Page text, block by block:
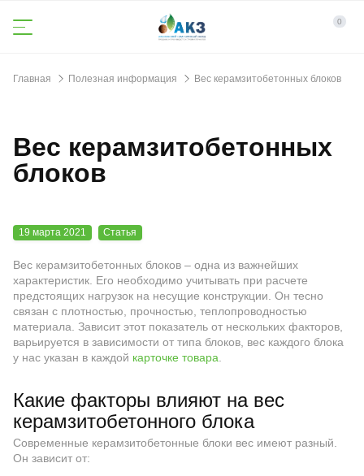
0
Главная Полезная информация Вес керамзитобетонных блоков
Вес керамзитобетонных
блоков
19 марта 2021 Статья
Вес керамзитобетонных блоков – одна из важнейших
характеристик. Его необходимо учитывать при расчете
предстоящих нагрузок на несущие конструкции. Он тесно
связан с плотностью, прочностью, теплопроводностью
материала. Зависит этот показатель от нескольких факторов,
варьируется в зависимости от типа блоков, вес каждого блока
у нас указан в каждой карточке товара
Какие факторы влияют на вес
керамзитобетонного блока
Современные керамзитобетонные блоки вес имеют разный.
Он зависит от: